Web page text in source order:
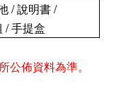
/說明書/
/手提盒
佈資料為準。